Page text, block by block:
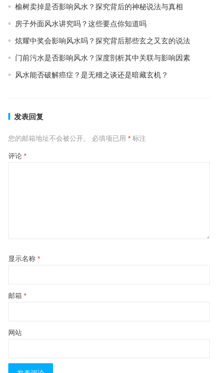
榆树卖掉是否影响风水？探究背后的神秘说法与真相
房子外面风水讲究吗？这些要点你知道吗
炫耀中奖会影响风水吗？探究背后那些玄之又玄的说法
门前污水是否影响风水？深度剖析其中关联与影响因素
风水能否破解癌症？是无稽之谈还是暗藏玄机？
发表回复
您的邮箱地址不会被公开。 必填项已用 *标注
评论 *
显示名称 *
邮箱 *
网站